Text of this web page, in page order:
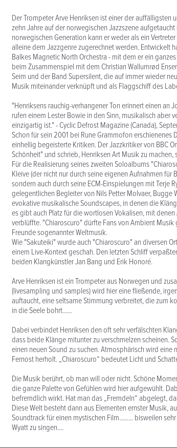
Der Trompeter Arve Henriksen ist einer der
zehn Jahre auf der norwegischen Jazzszene
norwegischen Generation kann er weder als ein
alleine dem Jazzgenre zugerechnet werden. Entwickelt
Balkes Magnetic North Orchestra - mit dem er ein
beim Zusammenspiel mit dem Christian Wallumrød
Seim und der Band Supersilent, die auf immer wieder
Musik miteinander verknüpft und als Flaggschiff des
"Henriksens rauchig-verhangener Ton erinnert einen an
rufen einem Lester Bowie in den Sinn, musikalisch
einzigartig ist." - Cyclic Defrost Magazine (Canada),
Schon für sein 2001 bei Rune Grammofon
einhellig begeisterte Kritiken. Der Jazzkritiker von BBC
Schönheit" und schrieb, Henriksen Art Musik zu
Für die Realisierung seines zweiten Soloalbums
Kleive (der nicht nur durch seine eigenen Aufnahmen
sondern auch durch seine ECM-Einspielungen mit Terje
gelegentlichen Begleiter von Nils Petter Molvaer, Bugge
evokative musikalische Soundscapes, in denen die
es gibt auch Platz für die wortlosen Vokalisen, mit
verblüffte. "Chiaroscuro" dürfte Fans von Ambient
Freunde sogenannter Weltmusik.
Wie "Sakuteiki" wurde auch "Chiaroscuro" an diversen
einem Live-Kontext geschah. Den letzten Schliff
beiden Klangkünstler Jan Bang und Erik Honoré.
Arve Henriksen ist ein Trompeter aus Norwegen und
(livesampling und samples) wird hier eine fließende,
auftaucht, eine seltsame Stimmung verbreitet, die zum
in die Seele bohrt......
Dabei verbindet Henriksen den oft sehr verfälschten
dass beide Klänge mitunter zu verschmelzen scheinen.
einen neuen Sound zu suchen. Atmosphärisch wird
Fernost herholt. „Chiaroscuro“ bedeutet Licht und
Die Musik berührt, ob man will oder nicht. Schöne
die ganze Palette von Gefühlen wird hier aufgewühlt.
befremdlich wirkt. Hat man das „Fremdeln“ abgelegt,
Diese Welt besteht dann aus Elementen ernster Musik,
Soundtrack für einen mystischen Film......... bisweilen
Wyatt zu singen....